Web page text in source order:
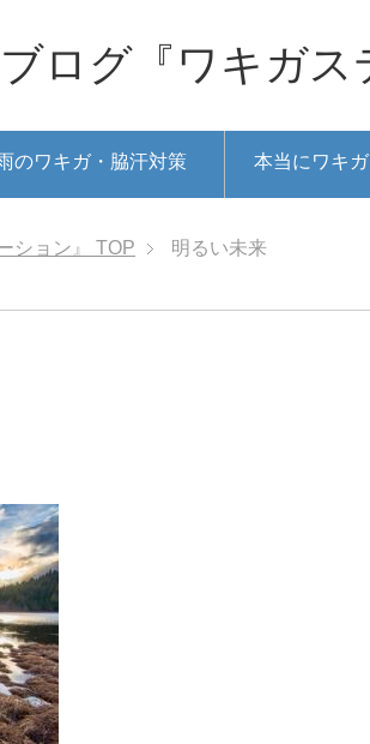
ログ『ワキガス
のワキガ・脇汗対策 本当にワキ
ション』 TOP 明るい未来